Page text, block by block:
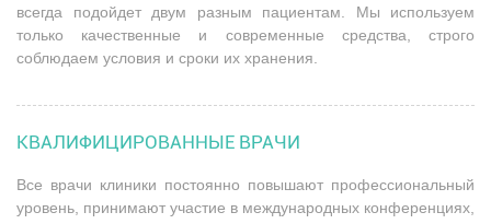
всегда подойдет двум разным пациентам. Мы используем
только качественные и современные средства, строго
соблюдаем условия и сроки их хранения.
КВАЛИФИЦИРОВАННЫЕ ВРАЧИ
Все врачи клиники постоянно повышают профессиональный
уровень, принимают участие в международных конференциях,